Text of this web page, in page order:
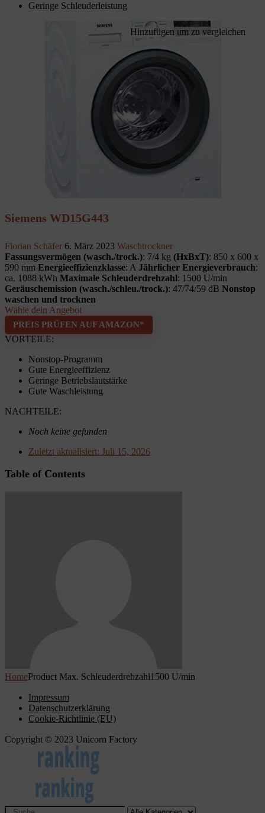
Geringe Schleuderleistung
Hinzufügen um zu vergleichen
Siemens WD15G443
Florian Schäfer 6. März 2023 Waschtrockner
Fassungsvermögen (wasch./trock.): 7/4 kg (HxBxT): 850 x 600 x
590 mm Energieeffizienzklasse: A Jährlicher Energieverbrauch:
ca. 1088 kWh Maximale Schleuderdrehzahl: 1500 U/min
Geräuschemission (wasch./schleu./trock.): 47/74/59 dB Nonstop
waschen und trocknen
Wähle dein Angebot
PREIS PRÜFEN AUF AMAZON*
VORTEILE:
Nonstop-Programm
Gute Energieeffizienz
Geringe Betriebslautstärke
Gute Waschleistung
NACHTEILE:
Noch keine gefunden
Zuletzt aktualisiert: Juli 15, 2026
Table of Contents
HomeProduct Max. Schleuderdrehzahl1500 U/min
Impressum
Datenschutzerklärung
Cookie-Richtlinie (EU)
Copyright © 2023 Unicorn Factory
Search